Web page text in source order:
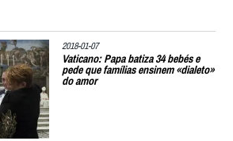
2018-01-07
Vaticano: Papa batiza 34 bebés e
pede que famílias ensinem «dialeto»
do amor